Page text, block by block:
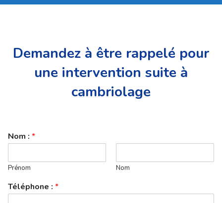
Demandez à être rappelé pour
une intervention suite à
cambriolage
Nom : *
Prénom Nom
Téléphone : *